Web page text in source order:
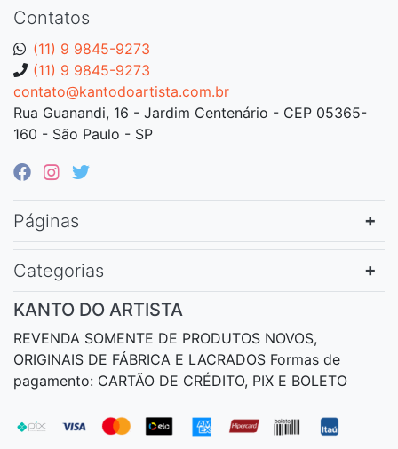
Contatos
(11) 9 9845-9273
(11) 9 9845-9273
contato@kantodoartista.com.br
Rua Guanandi, 16 - Jardim Centenário - CEP 05365-
160 - São Paulo - SP
Páginas
Categorias
KANTO DO ARTISTA
REVENDA SOMENTE DE PRODUTOS NOVOS,
ORIGINAIS DE FÁBRICA E LACRADOS Formas de
pagamento: CARTÃO DE CRÉDITO, PIX E BOLETO